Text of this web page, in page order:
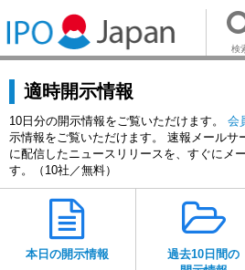
検
適時開示情報
10日分の開示情報をご覧いただけます。 会
示情報をご覧いただけます。 速報メールサ
に配信したニュースリリースを、すぐにメ
す。（10社／無料）
本日の開示情報
過去10日間の